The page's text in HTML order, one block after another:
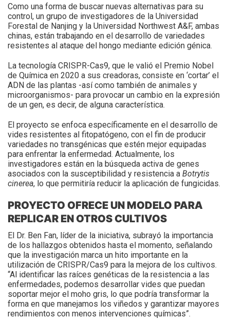
Como una forma de buscar nuevas alternativas para su
control, un grupo de investigadores de la Universidad
Forestal de Nanjing y la Universidad Northwest A&F, ambas
chinas, están trabajando en el desarrollo de variedades
resistentes al ataque del hongo mediante edición génica.
La tecnología CRISPR-Cas9, que le valió el Premio Nobel
de Química en 2020 a sus creadoras, consiste en ‘cortar’ el
ADN de las plantas -así como también de animales y
microorganismos- para provocar un cambio en la expresión
de un gen, es decir, de alguna característica.
El proyecto se enfoca específicamente en el desarrollo de
vides resistentes al fitopatógeno, con el fin de producir
variedades no transgénicas que estén mejor equipadas
para enfrentar la enfermedad. Actualmente, los
investigadores están en la búsqueda activa de genes
asociados con la susceptibilidad y resistencia a Botrytis
cinerea, lo que permitiría reducir la aplicación de fungicidas.
PROYECTO OFRECE UN MODELO PARA
REPLICAR EN OTROS CULTIVOS
El Dr. Ben Fan, líder de la iniciativa, subrayó la importancia
de los hallazgos obtenidos hasta el momento, señalando
que la investigación marca un hito importante en la
utilización de CRISPR/Cas9 para la mejora de los cultivos.
“Al identificar las raíces genéticas de la resistencia a las
enfermedades, podemos desarrollar vides que puedan
soportar mejor el moho gris, lo que podría transformar la
forma en que manejamos los viñedos y garantizar mayores
rendimientos con menos intervenciones químicas”.